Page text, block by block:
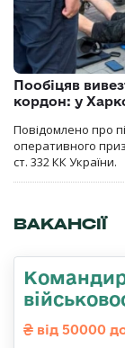
Пообіцяв
кордон: у
Повідомлено про
оперативного
ст. 332 КК України.
ВАКАНСІЇ
від 50000